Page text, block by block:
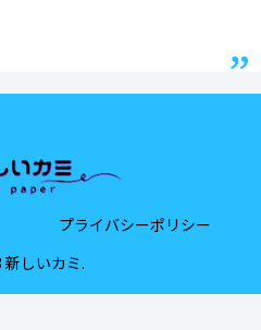
プライバシーポリシー
しいカミ.